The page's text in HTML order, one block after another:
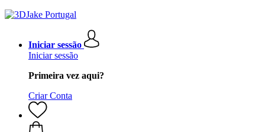
Iniciar sessão
Iniciar sessão
Primeira vez aqui?
Criar Conta